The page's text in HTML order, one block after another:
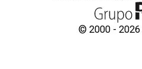
© 2000 - 2026